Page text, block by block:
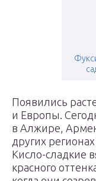
Появились
и Европы.
в Алжире,
других
Кисло-сладкие
красного